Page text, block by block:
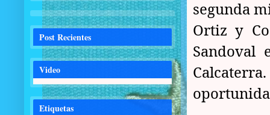
segunda
Ortiz y
Sandoval
Post Recientes
Video
Etiquetas